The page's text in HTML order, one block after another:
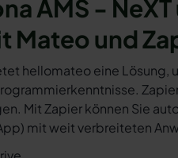
AMS -
Mateo und
hellomateo eine Lösung,
Mit Zapier können Sie
mit weit verbreiteten